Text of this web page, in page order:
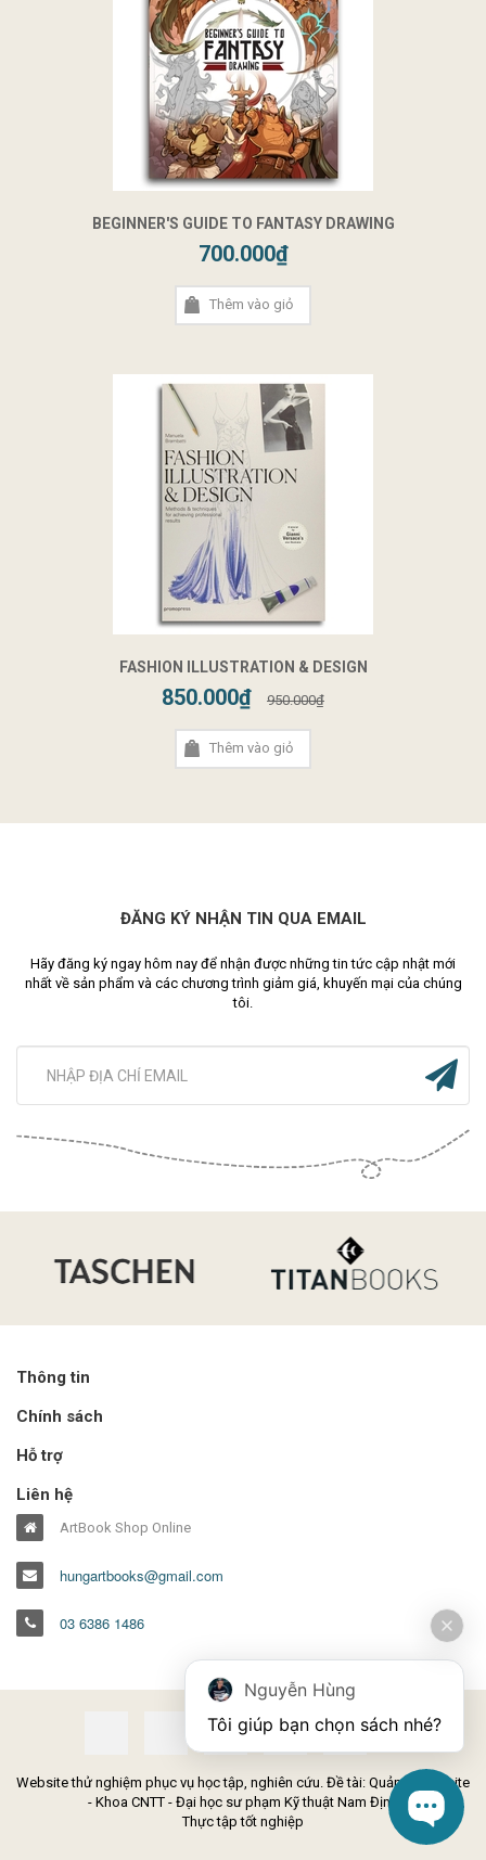
BEGINNER'S GUIDE TO FANTASY DRAWING
700.000₫
Thêm vào giỏ
FASHION ILLUSTRATION & DESIGN
850.000₫ 950.000₫
Thêm vào giỏ
ĐĂNG KÝ NHẬN TIN QUA EMAIL
Hãy đăng ký ngay hôm nay để nhận được những tin tức cập nhật mới
nhất về sản phẩm và các chương trình giảm giá, khuyến mại của chúng
tôi.
Thông tin
Chính sách
Hỗ trợ
Liên hệ
ArtBook Shop Online
hungartbooks@gmail.com
03 6386 1486
Website thử nghiệm phục vụ học tập, nghiên cứu. Đề tài: Quản lý Website
- Khoa CNTT - Đại học sư phạm Kỹ thuật Nam Định
Thực tập tốt nghiệp
Nguyễn Hùng
Tôi giúp bạn chọn sách nhé?